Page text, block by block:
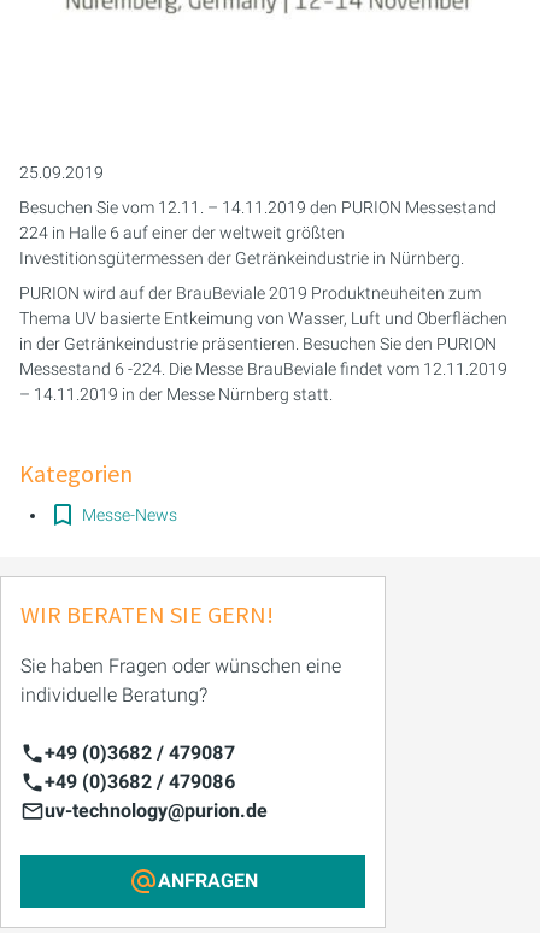
25.09.2019
Besuchen Sie vom 12.11. – 14.11.2019 den PURION Messestand
224 in Halle 6 auf einer der weltweit größten
Investitionsgütermessen der Getränkeindustrie in Nürnberg.
PURION wird auf der BrauBeviale 2019 Produktneuheiten zum
Thema UV basierte Entkeimung von Wasser, Luft und Oberflächen
in der Getränkeindustrie präsentieren. Besuchen Sie den PURION
Messestand 6 -224. Die Messe BrauBeviale findet vom 12.11.2019
– 14.11.2019 in der Messe Nürnberg statt.
Kategorien
Messe-News
WIR BERATEN SIE GERN!
Sie haben Fragen oder wünschen eine
individuelle Beratung?
+49 (0)3682 / 479087
+49 (0)3682 / 479086
uv-technology@purion.de
ANFRAGEN